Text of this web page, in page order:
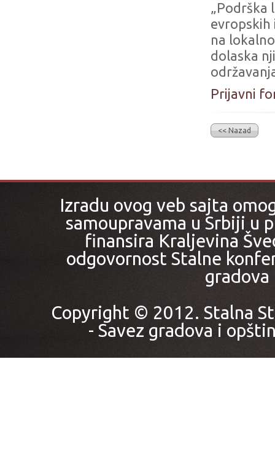
„Podrška
evropskih
na
dolaska
Prijavni
<< Nazad
Izradu ovog veb sajta
samoupravama u Srbiji u
finansira Kraljevina
odgovornost Stalne
gradova
Copyright © 2012. Stalna
- Savez gradova i